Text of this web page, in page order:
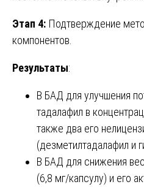
Этап 4: Подтверждение
компонентов.
Результаты:
В БАД для улучшения
тадалафил в
также два его
(дезметилтадалафил и
В БАД для снижения
(6,8 мг/капсулу) и его